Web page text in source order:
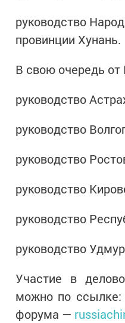
руководство
провинции Хунань.
В свою очередь от
руководство
руководство
руководство
руководство
руководство
руководство
Участие в
можно по ссылке:
форума —